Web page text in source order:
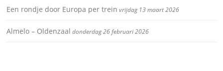
Een rondje door Europa per trein vrijdag 13 maart 2026
Almelo – Oldenzaal donderdag 26 februari 2026